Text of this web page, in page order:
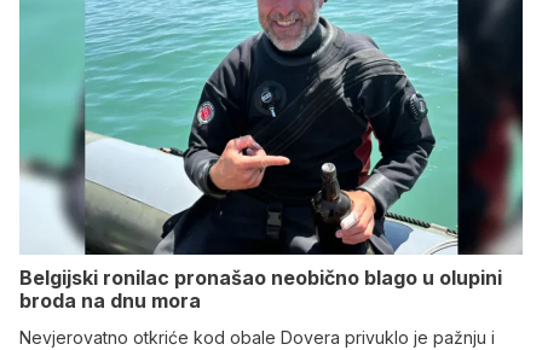
Belgijski ronilac pronašao neobično blago u olupini
broda na dnu mora
Nevjerovatno otkriće kod obale Dovera privuklo je pažnju i